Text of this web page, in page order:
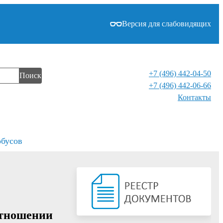
Версия для слабовидящих
Поиск
+7 (496) 442-04-50
+7 (496) 442-06-66
Контакты⁠